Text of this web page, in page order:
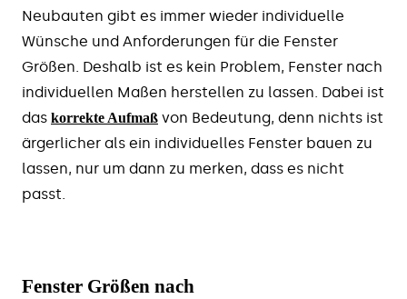
Neubauten gibt es immer wieder individuelle
Wünsche und Anforderungen für die Fenster
Größen. Deshalb ist es kein Problem, Fenster nach
individuellen Maßen herstellen zu lassen. Dabei ist
das korrekte Aufmaß von Bedeutung, denn nichts ist
ärgerlicher als ein individuelles Fenster bauen zu
lassen, nur um dann zu merken, dass es nicht
passt.
Fenster Größen nach